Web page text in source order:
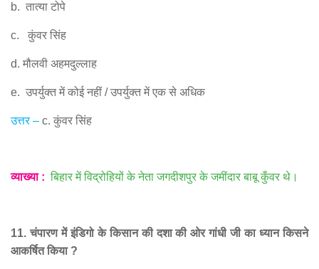
b. तात्या टोपे
c. कुंवर सिंह
d. मौलवी अहमदुल्लाह
e. उपर्युक्त में कोई नहीं /उपर्युक्त में एक से अधिक
उत्तर– c. कुंवर सिंह
व्याख्या: बिहार में विद्रोहियों के नेता जगदीशपुर के जमींदार बाबू कुँवर थे।
11.चंपारण में इंडिगो के किसान की दशा की ओर गांधी जी का ध्यान किसने
आकर्षित किया?